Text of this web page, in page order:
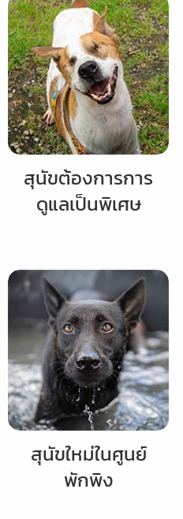
สุนัขต้องการการ
ดูแลเป็นพิเศษ
สุนัขใหม่ในศูนย์
พักพิง